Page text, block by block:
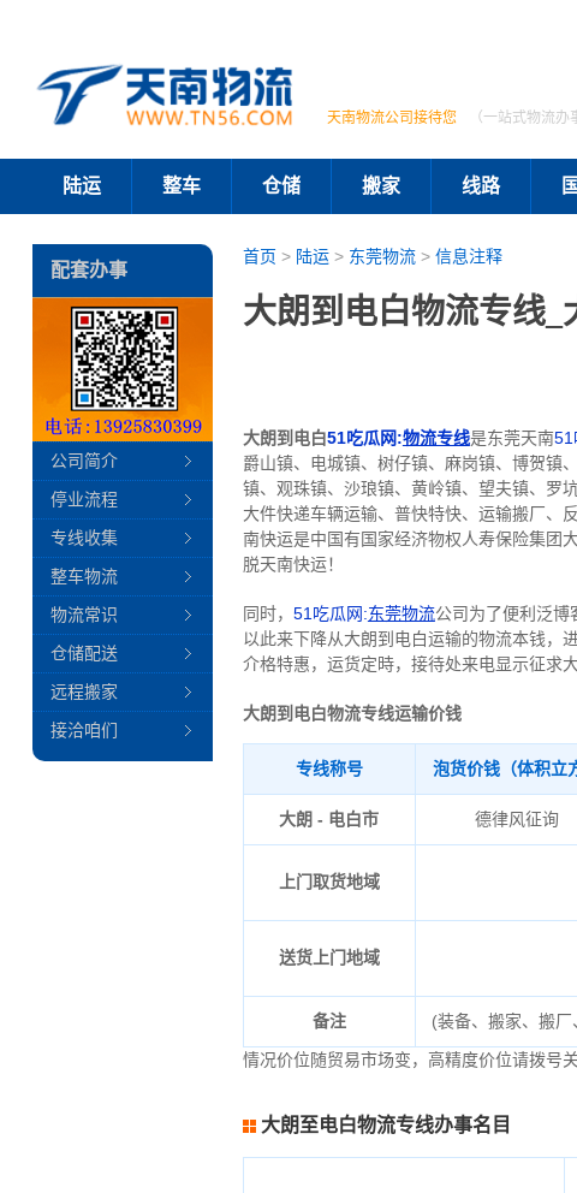
天南物流公司接待您 （一站式物流
陆运 整车 仓储 搬家 线路
首页 > 陆运> 东莞物流> 信息注释
大朗到电白物流专线
大朗到电白51吃瓜网:物流专线是东莞天南51
爵山镇、电城镇、树仔镇、麻岗镇、博贺镇
镇、观珠镇、沙琅镇、黄岭镇、望夫镇、罗
大件快递车辆运输、普快特快、运输搬厂、
南快运是中国有国家经济物权人寿保险集团
脱天南快运！
同时， 51吃瓜网:东莞物流公司为了便利泛博
以此来下降从大朗到电白运输的物流本钱，
介格特惠，运货定時，接待处来电显示征求
大朗到电白物流专线运输价钱
专线称号 泡货价钱（体积立
大朗 - 电白市 德律风征询
上门取货地域
送货上门地域
备注
(装备、搬家、搬
情况价位随贸易市场变，高精度价位请拨号
大朗至电白物流专线办事名目
配套办事
公司简介
停业流程
专线收集
整车物流
物流常识
仓储配送
远程搬家
接洽咱们